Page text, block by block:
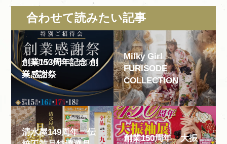
合わせて読みたい記事
創業153周年記念 創
業感謝祭
Milky Girl
FURISODE
COLLECTION
清水屋149周年 伝
創業150周年 大振